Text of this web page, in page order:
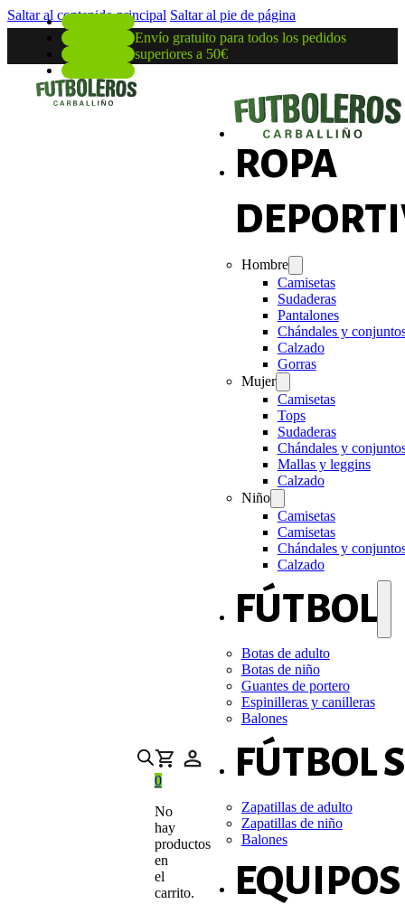
Saltar al contenido principal Saltar al pie de página
Envío gratuito para todos los pedidos
superiores a 50€
0
No
hay
productos
en
el
carrito.
ROPA
Hombre
Camisetas
Sudaderas
Pantalones
Chándales y
Calzado
Gorras
Mujer
Camisetas
Tops
Sudaderas
Chándales y
Mallas y leggins
Calzado
Niño
Camisetas
Camisetas
Chándales y
Calzado
FÚTBOL
Botas de adulto
Botas de niño
Guantes de portero
Espinilleras y canilleras
Balones
FÚTBOL
Zapatillas de adulto
Zapatillas de niño
Balones
EQUIPOS